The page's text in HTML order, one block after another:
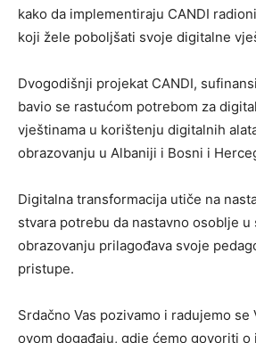
kako da implementiraju CANDI
koji žele poboljšati svoje digitalne
Dvogodišnji projekat CANDI,
bavio se rastućom potrebom za
vještinama u korištenju digitalnih
obrazovanju u Albaniji i Bosni i
Digitalna transformacija utiče na
stvara potrebu da nastavno osoblje u
obrazovanju prilagođava svoje
pristupe.
Srdačno Vas pozivamo i radujemo se
ovom događaju, gdje ćemo govoriti o